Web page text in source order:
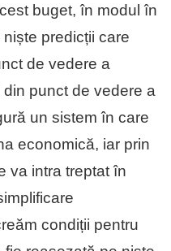
buget, în modul în
predicții care
de vedere a
punct de vedere a
un sistem în care
economică, iar prin
va intra treptat în
condiții pentru